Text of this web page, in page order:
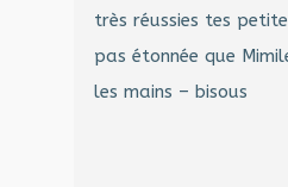
très réussies tes
pas étonnée que
les mains – bisous